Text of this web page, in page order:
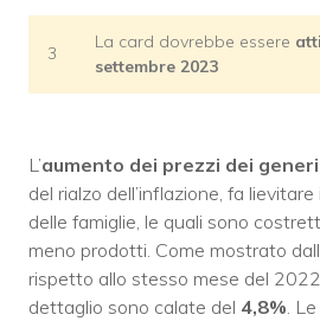
3
La card dovrebbe essere
settembre 2023
L’aumento dei prezzi dei
del rialzo dell’inflazione, fa
delle famiglie, le quali sono
meno prodotti. Come mostrato
rispetto allo stesso mese del
dettaglio sono calate del 4,8% .